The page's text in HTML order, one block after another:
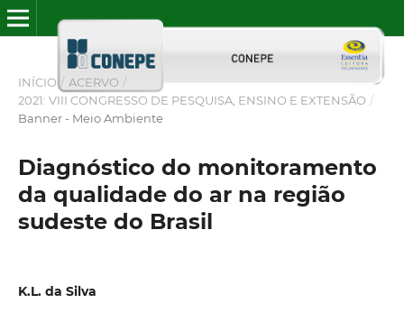
INÍCIO / ACERVO /
2021: VIII CONGRESSO DE PESQUISA, ENSINO E EXTENSÃO /
Banner - Meio Ambiente
Diagnóstico do monitoramento
da qualidade do ar na região
sudeste do Brasil
K.L. da Silva